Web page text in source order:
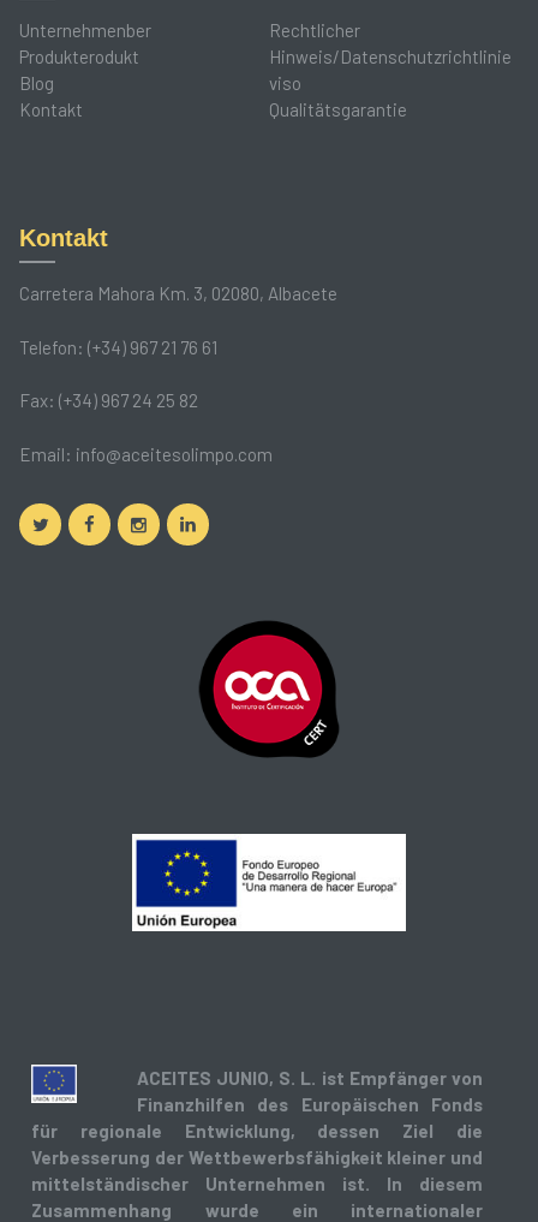
Unternehmenber
Produkterodukt
Blog
Kontakt
Rechtlicher
Hinweis/Datenschutzrichtlinie
viso
Qualitätsgarantie
Kontakt
Carretera Mahora Km. 3, 02080, Albacete
Telefon: (+34) 967 21 76 61
Fax: (+34) 967 24 25 82
Email: info@aceitesolimpo.com
ACEITES JUNIO, S. L. ist Empfänger von
Finanzhilfen des Europäischen Fonds
für regionale Entwicklung, dessen Ziel die
Verbesserung der Wettbewerbsfähigkeit kleiner und
mittelständischer Unternehmen ist. In diesem
Zusammenhang wurde ein internationaler